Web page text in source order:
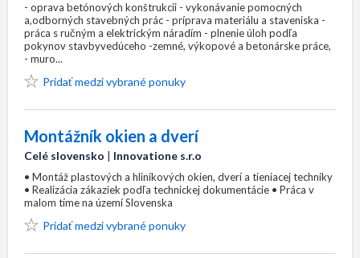
- oprava betónových konštrukcii - vykonávanie pomocných
a,odborných stavebných prác - príprava materiálu a staveniska -
práca s ručným a elektrickým náradím - plnenie úloh podľa
pokynov stavbyvedúceho -zemné, výkopové a betonárske práce,
- muro...
Pridať medzi vybrané ponuky
Montážník okien a dverí
Celé slovensko | Innovatione s.r.o
• Montáž plastových a hliníkových okien, dverí a tieniacej techniky
• Realizácia zákaziek podľa technickej dokumentácie • Práca v
malom tíme na území Slovenska
Pridať medzi vybrané ponuky